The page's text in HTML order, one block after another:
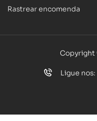
Rastrear encomenda
Copyright
Ligue nos: